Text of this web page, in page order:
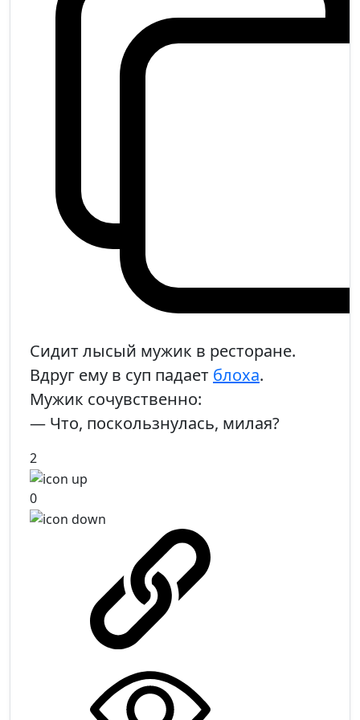
Сидит лысый мужик в ресторане.
Вдруг ему в суп падает блоха.
Мужик сочувственно:
— Что, поскользнулась, милая?
2
0